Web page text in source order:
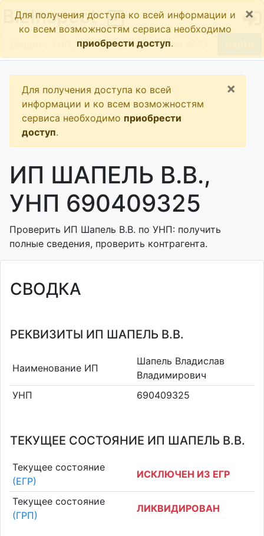
BizInspect
Для получения доступа ко всей информации и
ко всем возможностям сервиса необходимо
приобрести доступ.
×
Для получения доступа ко всей
информации и ко всем возможностям
сервиса необходимо приобрести
доступ.
×
ИП ШАПЕЛЬ В.В.,
УНП 690409325
Проверить ИП Шапель В.В. по УНП: получить
полные сведения, проверить контрагента.
СВОДКА
РЕКВИЗИТЫ ИП ШАПЕЛЬ В.В.
Наименование ИП
Шапель Владислав
Владимирович
УНП
690409325
ТЕКУЩЕЕ СОСТОЯНИЕ ИП ШАПЕЛЬ В.В.
Текущее состояние
(ЕГР)
ИСКЛЮЧЕН ИЗ ЕГР
Текущее состояние
(ГРП)
ЛИКВИДИРОВАН